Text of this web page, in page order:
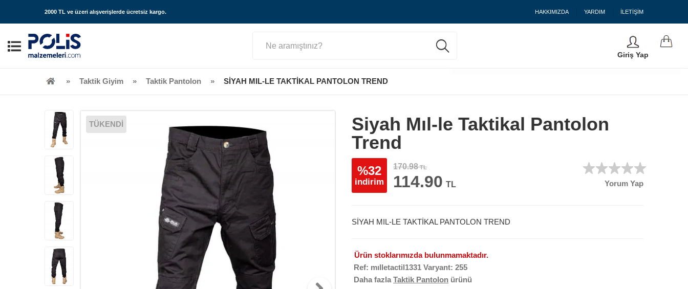
2000 TL ve üzeri alışverişlerde ücretsiz kargo. HAKKIMIZDA YARDIM İLETİŞİM
Giriş Yap
Taktik Giyim Taktik Pantolon SİYAH MIL-LE TAKTİKAL PANTOLON TREND
TÜKENDİ
Siyah Mıl-le Taktikal Pantolon
Trend
%32
indirim
170.98TL
114.90 TL Yorum Yap
SİYAH MIL-LE TAKTİKAL PANTOLON TREND
Ürün stoklarımızda bulunmamaktadır.
Ref: mılletactil1331 Varyant: 255
Daha fazla Taktik Pantolon ürünü